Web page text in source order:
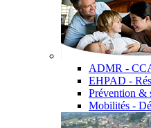
ADMR -
EHPAD -
Prévention &
Mobilités -